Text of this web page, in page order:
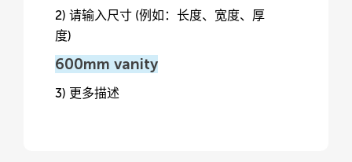
2) 请输入尺寸 (例如：长度、宽度、厚
度)
600mm vanity
3) 更多描述